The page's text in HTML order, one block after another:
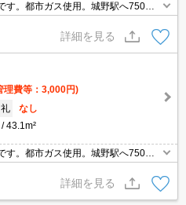
す。都市ガス使用。城野駅へ750
詳細を見る
理費等：3,000円)
礼
なし
43.1m²
す。都市ガス使用。城野駅へ750
詳細を見る